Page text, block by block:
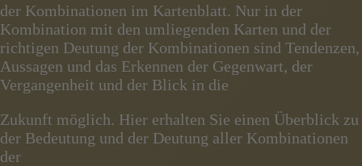
der Kombinationen im Kartenblatt. Nur in der
Kombination mit den umliegenden Karten und der
richtigen Deutung der Kombinationen sind Tendenzen,
Aussagen und das Erkennen der Gegenwart, der
Vergangenheit und der Blick in die
Zukunft möglich. Hier erhalten Sie einen Überblick zu
der Bedeutung und der Deutung aller Kombinationen
der